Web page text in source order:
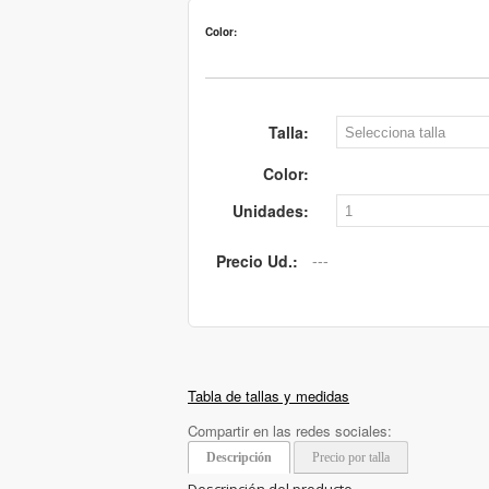
Color:
Talla:
Color:
Unidades:
Precio Ud.:
Tabla de tallas y medidas
Compartir en las redes sociales:
Descripción Precio por talla